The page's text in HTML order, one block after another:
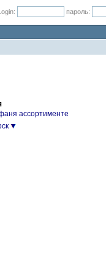
пароль:
ассортименте